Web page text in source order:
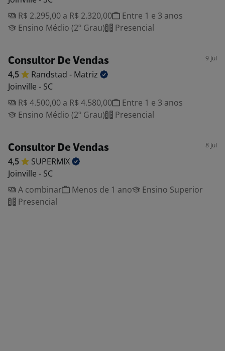
R$ 2.295,00 a R$ 2.320,00
Entre 1 e 3 anos
Ensino Médio (2º Grau)
Presencial
Consultor De Vendas 9 jul
4,5 Randstad - Matriz
Joinville - SC
R$ 4.500,00 a R$ 4.580,00
Entre 1 e 3 anos
Ensino Médio (2º Grau)
Presencial
Consultor De Vendas 8 jul
4,5
SUPERMIX
Joinville - SC
A combinar
Menos de 1 ano
Ensino Superior
Presencial